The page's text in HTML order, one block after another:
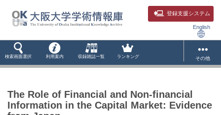
登録支援システム
English
検索画面選択 利用案内 収録雑誌一覧 ランキング その他
The Role of Financial and Non-financial
Information in the Capital Market: Evidence